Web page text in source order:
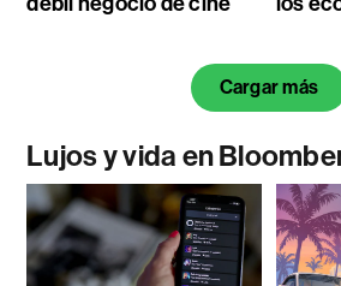
Cargar más
Lujos y vida en